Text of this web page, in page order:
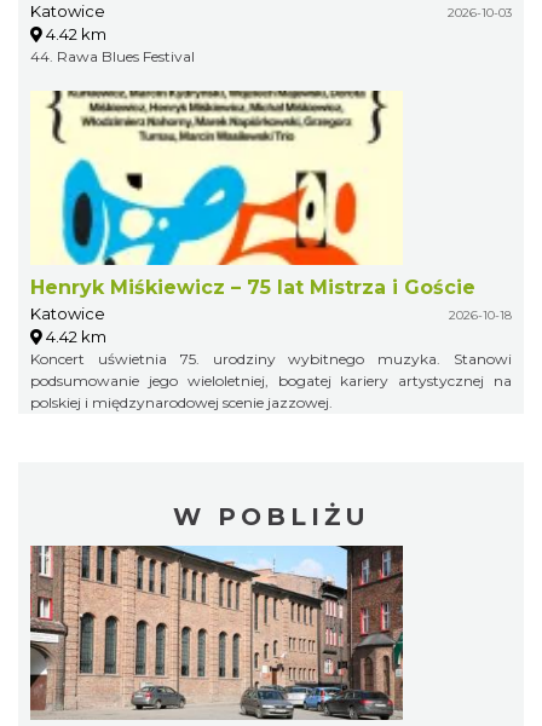
Katowice 2026-10-03
4.42 km
44. Rawa Blues Festival
Henryk Miśkiewicz – 75 lat Mistrza i Goście
Katowice 2026-10-18
4.42 km
Koncert uświetnia 75. urodziny wybitnego muzyka. Stanowi
podsumowanie jego wieloletniej, bogatej kariery artystycznej na
polskiej i międzynarodowej scenie jazzowej.
W POBLIŻU